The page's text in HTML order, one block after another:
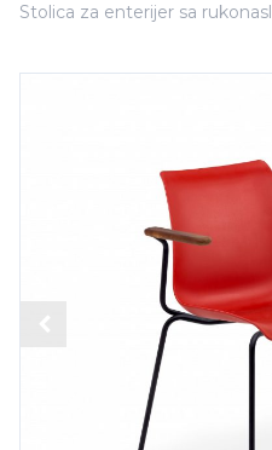
Stolica za enterijer sa